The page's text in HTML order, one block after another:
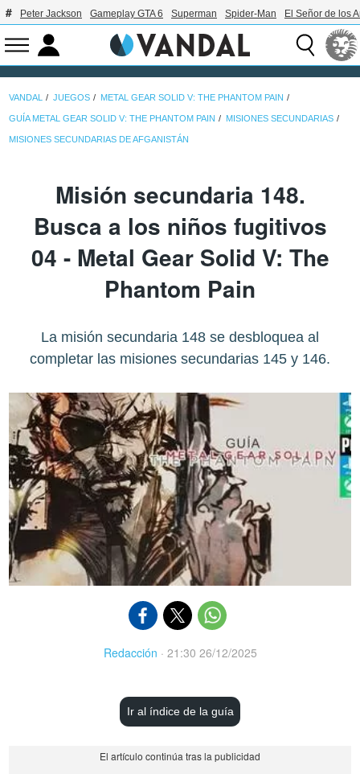
Peter Jackson Gameplay GTA 6 Superman Spider-Man El Señor de los
VANDAL JUEGOS METAL GEAR SOLID V: THE PHANTOM PAIN
GUÍA METAL GEAR SOLID V: THE PHANTOM PAIN MISIONES SECUNDARIAS
MISIONES SECUNDARIAS DE AFGANISTÁN
Misión secundaria 148.
Busca a los niños fugitivos
04 - Metal Gear Solid V: The
Phantom Pain
La misión secundaria 148 se desbloquea al
completar las misiones secundarias 145 y 146.
Redacción · 21:30 26/12/2025
Ir al índice de la guía